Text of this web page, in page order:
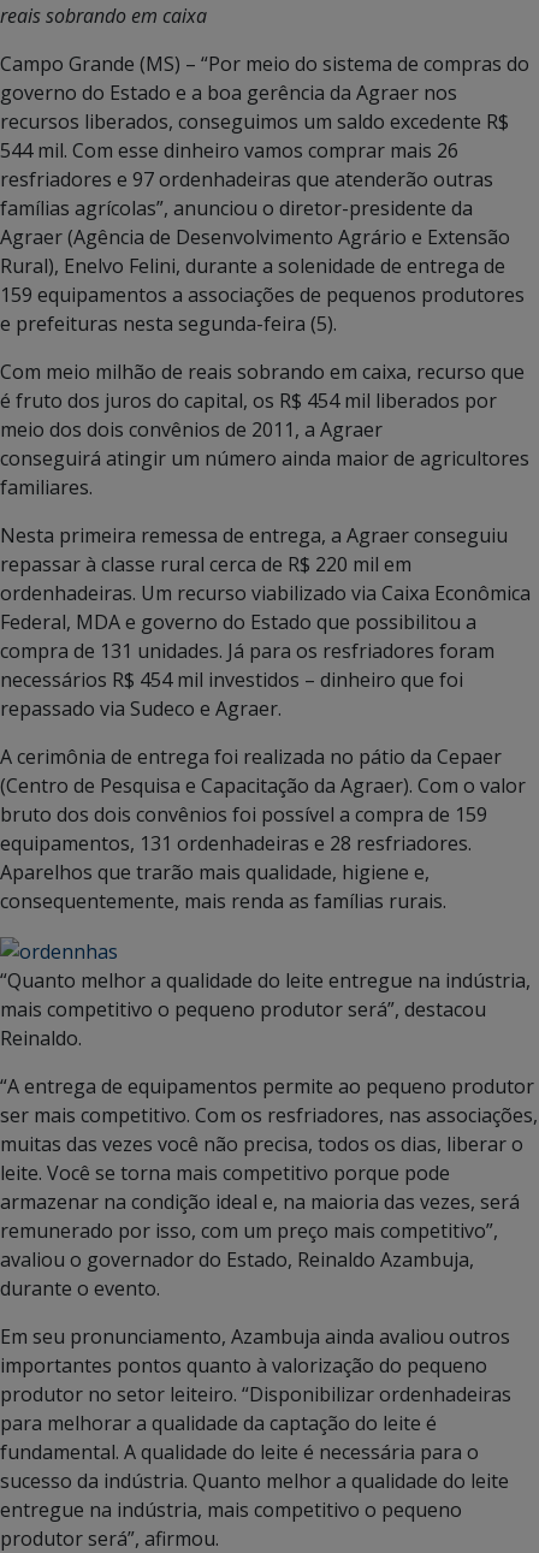
reais sobrando em caixa
Campo Grande (MS) – “Por meio do sistema de compras do
governo do Estado e a boa gerência da Agraer nos
recursos liberados, conseguimos um saldo excedente R$
544 mil. Com esse dinheiro vamos comprar mais 26
resfriadores e 97 ordenhadeiras que atenderão outras
famílias agrícolas”, anunciou o diretor-presidente da
Agraer (Agência de Desenvolvimento Agrário e Extensão
Rural), Enelvo Felini, durante a solenidade de entrega de
159 equipamentos a associações de pequenos produtores
e prefeituras nesta segunda-feira (5).
Com meio milhão de reais sobrando em caixa, recurso que
é fruto dos juros do capital, os R$ 454 mil liberados por
meio dos dois convênios de 2011, a Agraer
conseguirá atingir um número ainda maior de agricultores
familiares.
Nesta primeira remessa de entrega, a Agraer conseguiu
repassar à classe rural cerca de R$ 220 mil em
ordenhadeiras. Um recurso viabilizado via Caixa Econômica
Federal, MDA e governo do Estado que possibilitou a
compra de 131 unidades. Já para os resfriadores foram
necessários R$ 454 mil investidos – dinheiro que foi
repassado via Sudeco e Agraer.
A cerimônia de entrega foi realizada no pátio da Cepaer
(Centro de Pesquisa e Capacitação da Agraer). Com o valor
bruto dos dois convênios foi possível a compra de 159
equipamentos, 131 ordenhadeiras e 28 resfriadores.
Aparelhos que trarão mais qualidade, higiene e,
consequentemente, mais renda as famílias rurais.
“Quanto melhor a qualidade do leite entregue na indústria,
mais competitivo o pequeno produtor será”, destacou
Reinaldo.
“A entrega de equipamentos permite ao pequeno produtor
ser mais competitivo. Com os resfriadores, nas associações,
muitas das vezes você não precisa, todos os dias, liberar o
leite. Você se torna mais competitivo porque pode
armazenar na condição ideal e, na maioria das vezes, será
remunerado por isso, com um preço mais competitivo”,
avaliou o governador do Estado, Reinaldo Azambuja,
durante o evento.
Em seu pronunciamento, Azambuja ainda avaliou outros
importantes pontos quanto à valorização do pequeno
produtor no setor leiteiro. “Disponibilizar ordenhadeiras
para melhorar a qualidade da captação do leite é
fundamental. A qualidade do leite é necessária para o
sucesso da indústria. Quanto melhor a qualidade do leite
entregue na indústria, mais competitivo o pequeno
produtor será”, afirmou.